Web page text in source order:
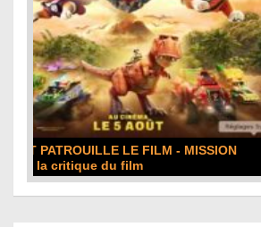
DE LA COMÉDIE-FRANÇAISE :
film